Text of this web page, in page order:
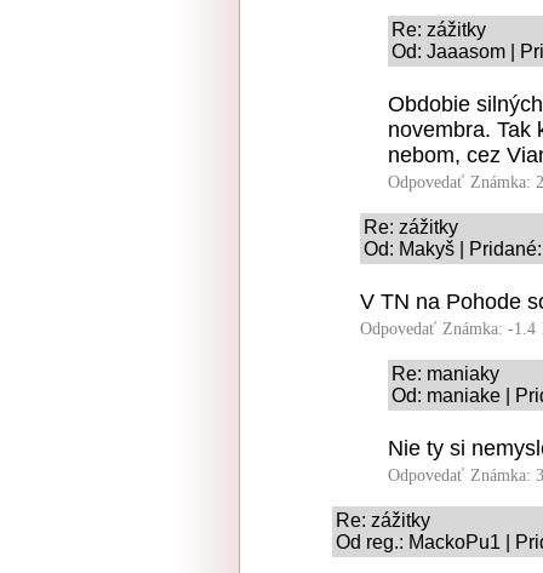
Re: zážitky
Od: Jaaasom |
Obdobie
novembra. Tak
nebom, cez
Odpovedať Známka:
Re: zážitky
Od: Makyš |
V TN na Pohode
Odpovedať Známka: -1.4
Re: maniaky
Od: maniake |
Nie ty si
Odpovedať Známka:
Re: zážitky
Od reg.: MackoPu1 |